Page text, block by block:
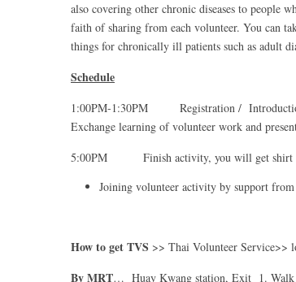
also covering other chronic diseases to
faith of sharing from each volunteer. You can
things for chronically ill patients such as adult
Schedule
1:00PM-1:30PM Registration / Introduction
Exchange learning of volunteer work and
5:00PM Finish activity, you will get shirt
Joining volunteer activity by support
How to get TVS >> Thai Volunteer Service>>
By MRT… Huay Kwang station, Exit 1. Walk